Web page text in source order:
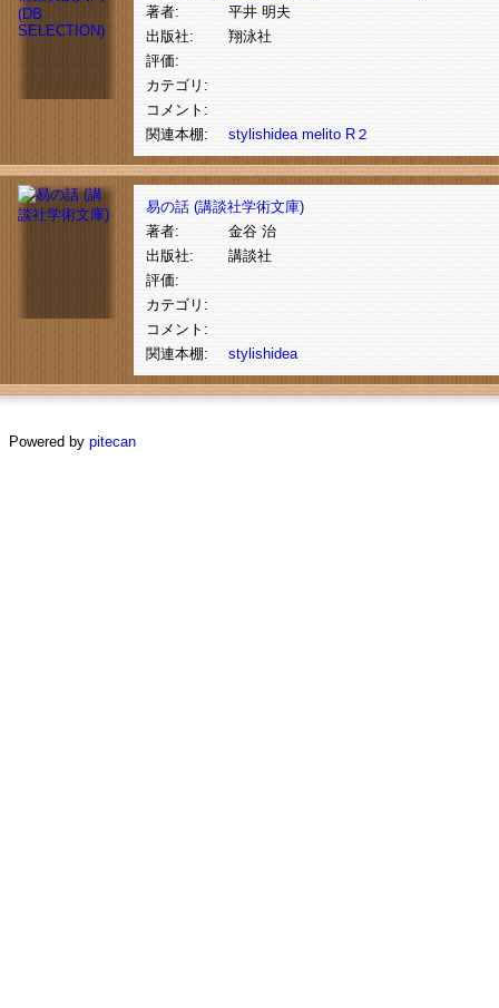
著者:
平井 明夫
出版社:
翔泳社
評価:
カテゴリ:
コメント:
関連本棚:
stylishidea melito R２
易の話 (講談社学術文庫)
著者:
金谷 治
出版社:
講談社
評価:
カテゴリ:
コメント:
関連本棚:
stylishidea
Powered by pitecan